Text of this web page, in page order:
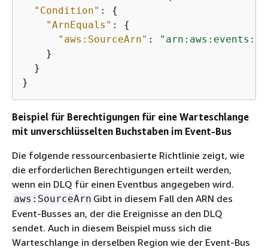
"Condition" : {
"ArnEquals" : {
"aws:SourceArn" : "arn:aws:events:
    }
  }
}
Beispiel für Berechtigungen für eine Warteschlange
mit unverschlüsselten Buchstaben im Event-Bus
Die folgende ressourcenbasierte Richtlinie zeigt, wie
die erforderlichen Berechtigungen erteilt werden,
wenn ein DLQ für einen Eventbus angegeben wird.
aws:SourceArn Gibt in diesem Fall den ARN des
Event-Busses an, der die Ereignisse an den DLQ
sendet. Auch in diesem Beispiel muss sich die
Warteschlange in derselben Region wie der Event-Bus